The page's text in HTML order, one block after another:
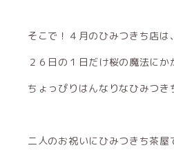
そこで！４月のひみつきち店は、
２６日の１日だけ桜の魔法にか
ちょっぴりはんなりなひみつき
二人のお祝いにひみつきち茶屋